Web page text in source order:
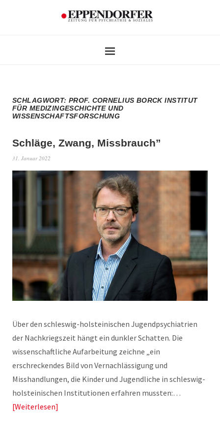
SCHLAGWORT:PROF. CORNELIUS BORCK INSTITUT
FÜR MEDIZINGESCHICHTE UND
WISSENSCHAFTSFORSCHUNG
Schläge, Zwang, Missbrauch”
31. Januar 2022
Über den schleswig-holsteinischen Jugendpsychiatrien
der Nachkriegszeit hängt ein dunkler Schatten. Die
wissenschaftliche Aufarbeitung zeichne „ein
erschreckendes Bild von Vernachlässigung und
Misshandlungen, die Kinder und Jugendliche in schleswig-
holsteinischen Institutionen erfahren mussten:…
Weiterlesen